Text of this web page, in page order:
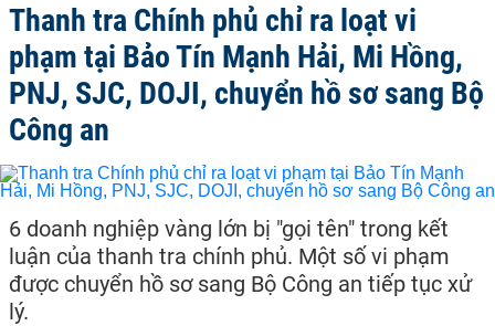
Thanh tra Chính phủ chỉ ra loạt vi
phạm tại Bảo Tín Mạnh Hải, Mi Hồng,
PNJ, SJC, DOJI, chuyển hồ sơ sang Bộ
Công an
6 doanh nghiệp vàng lớn bị "gọi tên" trong kết
luận của thanh tra chính phủ. Một số vi phạm
được chuyển hồ sơ sang Bộ Công an tiếp tục xử
lý.